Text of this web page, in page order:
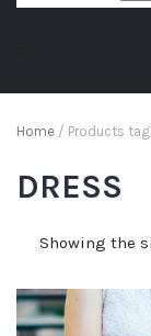
Home / Products
DRESS
Showing the